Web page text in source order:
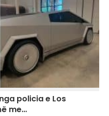
policia e Los
me…